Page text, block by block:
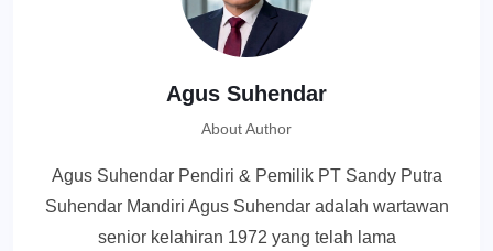
Agus Suhendar
About Author
Agus Suhendar Pendiri & Pemilik PT Sandy Putra
Suhendar Mandiri Agus Suhendar adalah wartawan
senior kelahiran 1972 yang telah lama